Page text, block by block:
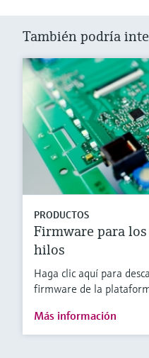
También podría
PRODUCTOS
Firmware para
hilos
Haga clic aquí para
firmware de la
Más información